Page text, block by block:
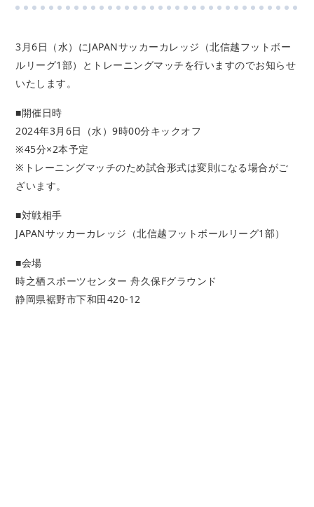
3月6日（水）にJAPANサッカーカレッジ（北信越フットボー
ルリーグ1部）
とトレーニングマッチを行いますのでお知らせ
いたします。
■開催日時
2024年3月6日（水）9時00分キックオフ
※45分×2本予定
※トレーニングマッチのため試合形式は変則になる場合がご
ざいます。
■対戦相手
JAPANサッカーカレッジ（北信越フットボールリーグ1部）
■会場
時之栖スポーツセンター 舟久保Fグラウンド
静岡県裾野市下和田420-12